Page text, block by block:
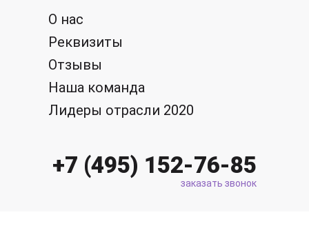
О нас
Реквизиты
Отзывы
Наша команда
Лидеры отрасли 2020
+7 (495) 152-76-85
заказать звонок